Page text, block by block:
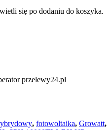
się po dodaniu do koszyka.
przelewy24.pl
, fotowoltaika, Growatt,